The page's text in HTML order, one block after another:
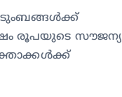
രൂപയുടെ സൗജന്യ